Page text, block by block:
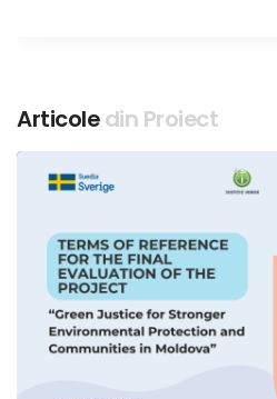
Articoledin Proiect